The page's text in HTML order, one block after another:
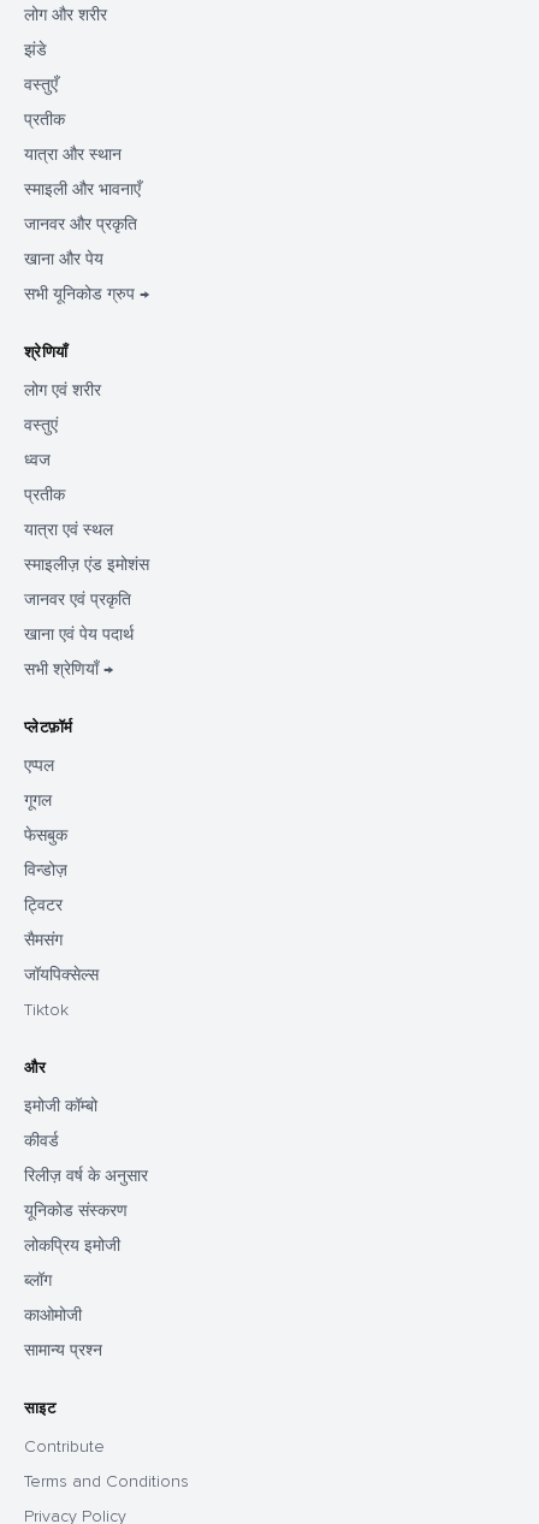
लोग और शरीर
झंडे
वस्तुएँ
प्रतीक
यात्रा और स्थान
स्माइली और भावनाएँ
जानवर और प्रकृति
खाना और पेय
सभी यूनिकोड ग्रुप →
श्रेणियाँ
लोग एवं शरीर
वस्तुएं
ध्वज
प्रतीक
यात्रा एवं स्थल
स्माइलीज़ एंड इमोशंस
जानवर एवं प्रकृति
खाना एवं पेय पदार्थ
सभी श्रेणियाँ →
प्लेटफ़ॉर्म
एप्पल
गूगल
फेसबुक
विन्डोज़
ट्विटर
सैमसंग
जॉयपिक्सेल्स
Tiktok
और
इमोजी कॉम्बो
कीवर्ड
रिलीज़ वर्ष के अनुसार
यूनिकोड संस्करण
लोकप्रिय इमोजी
ब्लॉग
काओमोजी
सामान्य प्रश्न
साइट
Contribute
Terms and Conditions
Privacy Policy